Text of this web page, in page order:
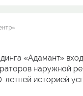
«Адамант»
наружной
летней историей